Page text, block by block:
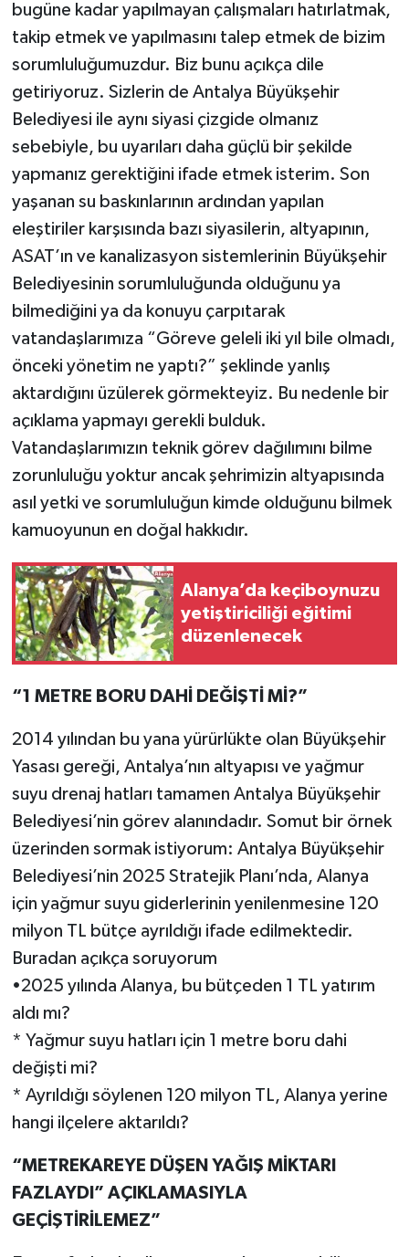
bugüne kadar yapılmayan çalışmaları hatırlatmak,
takip etmek ve yapılmasını talep etmek de bizim
sorumluluğumuzdur. Biz bunu açıkça dile
getiriyoruz. Sizlerin de Antalya Büyükşehir
Belediyesi ile aynı siyasi çizgide olmanız
sebebiyle, bu uyarıları daha güçlü bir şekilde
yapmanız gerektiğini ifade etmek isterim. Son
yaşanan su baskınlarının ardından yapılan
eleştiriler karşısında bazı siyasilerin, altyapının,
ASAT’ın ve kanalizasyon sistemlerinin Büyükşehir
Belediyesinin sorumluluğunda olduğunu ya
bilmediğini ya da konuyu çarpıtarak
vatandaşlarımıza “Göreve geleli iki yıl bile olmadı,
önceki yönetim ne yaptı?” şeklinde yanlış
aktardığını üzülerek görmekteyiz. Bu nedenle bir
açıklama yapmayı gerekli bulduk.
Vatandaşlarımızın teknik görev dağılımını bilme
zorunluluğu yoktur ancak şehrimizin altyapısında
asıl yetki ve sorumluluğun kimde olduğunu bilmek
kamuoyunun en doğal hakkıdır.
Alanya’da keçiboynuzu
yetiştiriciliği eğitimi
düzenlenecek
“1 METRE BORU DAHİ DEĞİŞTİ Mİ?”
2014 yılından bu yana yürürlükte olan Büyükşehir
Yasası gereği, Antalya’nın altyapısı ve yağmur
suyu drenaj hatları tamamen Antalya Büyükşehir
Belediyesi’nin görev alanındadır. Somut bir örnek
üzerinden sormak istiyorum: Antalya Büyükşehir
Belediyesi’nin 2025 Stratejik Planı’nda, Alanya
için yağmur suyu giderlerinin yenilenmesine 120
milyon TL bütçe ayrıldığı ifade edilmektedir.
Buradan açıkça soruyorum
•2025 yılında Alanya, bu bütçeden 1 TL yatırım
aldı mı?
* Yağmur suyu hatları için 1 metre boru dahi
değişti mi?
* Ayrıldığı söylenen 120 milyon TL, Alanya yerine
hangi ilçelere aktarıldı?
“METREKAREYE DÜŞEN YAĞIŞ MİKTARI
FAZLAYDI” AÇIKLAMASIYLA
GEÇİŞTİRİLEMEZ”